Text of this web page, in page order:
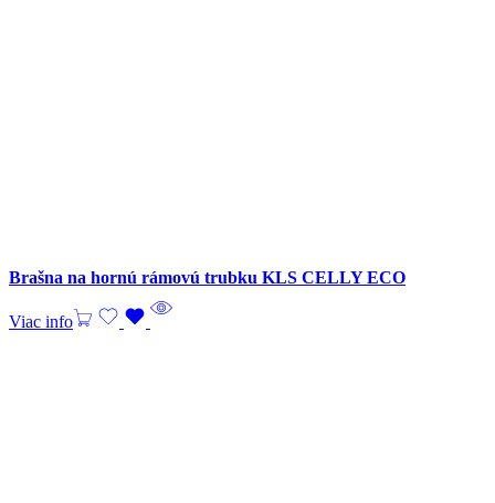
Brašna na hornú rámovú trubku KLS CELLY ECO
Viac info